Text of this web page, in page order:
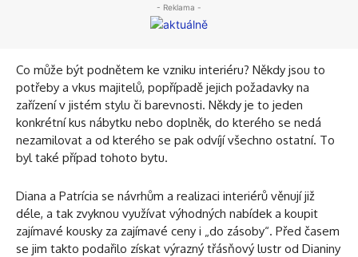
- Reklama -
Co může být podnětem ke vzniku interiéru? Někdy jsou to
potřeby a vkus majitelů, popřípadě jejich požadavky na
zařízení v jistém stylu či barevnosti. Někdy je to jeden
konkrétní kus nábytku nebo doplněk, do kterého se nedá
nezamilovat a od kterého se pak odvíjí všechno ostatní. To
byl také případ tohoto bytu.
Diana a Patrícia se návrhům a realizaci interiérů věnují již
déle, a tak zvyknou využívat výhodných nabídek a koupit
zajímavé kousky za zajímavé ceny i „do zásoby“. Před časem
se jim takto podařilo získat výrazný třásňový lustr od Dianiny